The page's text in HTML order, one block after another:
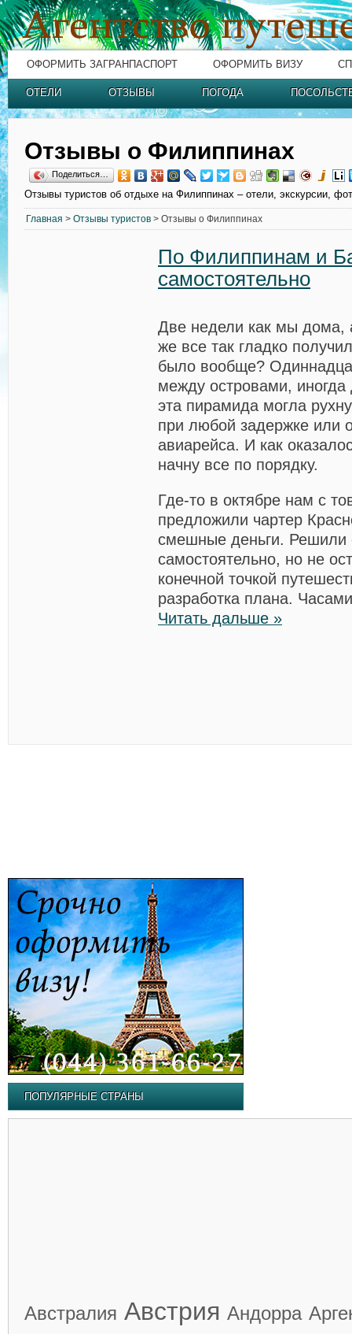
ОФОРМИТЬ ЗАГРАНПАСПОРТ ОФОРМИТЬ ВИЗУ
ОТЕЛИ ОТЗЫВЫ ПОГОДА
Отзывы о Филиппинах
Поделиться…
Отзывы туристов об отдыхе на Филиппинах – отели, экскурсии,
Главная > Отзывы туристов > Отзывы о Филиппинах
По Филиппинам и
самостоятельно
Две недели как мы дома,
же все так гладко
было вообще?
между островами,
эта пирамида могла
при любой задержке или
авиарейса. И как
начну все по порядку.
Где-то в октябре нам с
предложили чартер
смешные деньги. Решили
самостоятельно, но не
конечной точкой
разработка плана.
Читать дальше »
ПОПУЛЯРНЫЕ СТРАНЫ
Австралия Австрия Андорра